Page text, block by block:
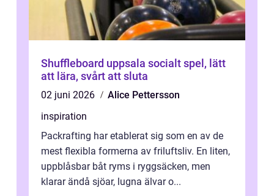
Shuffleboard uppsala socialt spel, lätt
att lära, svårt att sluta
02 juni 2026
Alice Pettersson
inspiration
Packrafting har etablerat sig som en av de
mest flexibla formerna av friluftsliv. En liten,
uppblåsbar båt ryms i ryggsäcken, men
klarar ändå sjöar, lugna älvar o...